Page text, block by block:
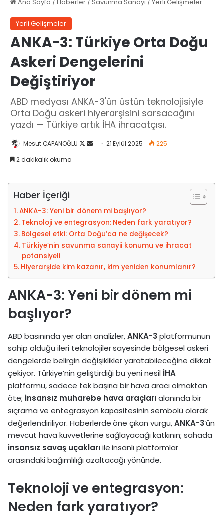
Ana Sayfa / Haberler / Savunma Sanayi / Yerli Gelişmeler
Yerli Gelişmeler
ANKA-3: Türkiye Orta Doğu
Askeri Dengelerini
Değiştiriyor
ABD medyası ANKA-3'ün üstün teknolojisiyle
Orta Doğu askeri hiyerarşisini sarsacağını
yazdı — Türkiye artık İHA ihracatçısı.
Mesut ÇAPANOĞLU
X
i
p
e
o
s
t
d
m
e
k
21 Eylül 2025
225
2 dakikalık okuma
Haber İçeriği
ANKA-3: Yeni bir dönem mi başlıyor?
Teknoloji ve entegrasyon: Neden fark yaratıyor?
Bölgesel etki: Orta Doğu’da ne değişecek?
Türkiye’nin savunma sanayii konumu ve ihracat
potansiyeli
Hiyerarşide kim kazanır, kim yeniden konumlanır?
ANKA-3: Yeni bir dönem mi
başlıyor?
ABD basınında yer alan analizler,ANKA-3 platformunun
sahip olduğu ileri teknolojiler sayesinde bölgesel askeri
dengelerde belirgin değişiklikler yaratabileceğine dikkat
çekiyor. Türkiye’nin geliştirdiği bu yeni nesil İHA
platformu, sadece tek başına bir hava aracı olmaktan
öte; insansız muharebe hava araçlarıalanında bir
sıçrama ve entegrasyon kapasitesinin sembolü olarak
değerlendiriliyor. Haberlerde öne çıkan vurgu,ANKA-3‘ün
mevcut hava kuvvetlerine sağlayacağı katkının; sahada
insansız savaş uçaklarıile insanlı platformlar
arasındaki bağımlılığı azaltacağı yönünde.
Teknoloji ve entegrasyon:
Neden fark yaratıyor?